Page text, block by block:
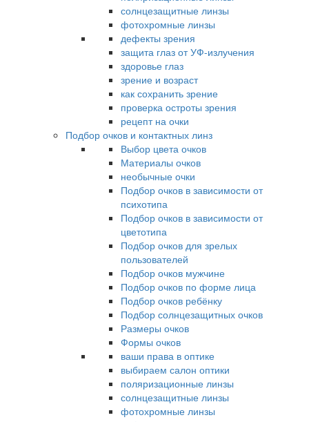
солнцезащитные линзы
фотохромные линзы
дефекты зрения
защита глаз от УФ-излучения
здоровье глаз
зрение и возраст
как сохранить зрение
проверка остроты зрения
рецепт на очки
Подбор очков и контактных линз
Выбор цвета очков
Материалы очков
необычные очки
Подбор очков в зависимости от
психотипа
Подбор очков в зависимости от
цветотипа
Подбор очков для зрелых
пользователей
Подбор очков мужчине
Подбор очков по форме лица
Подбор очков ребёнку
Подбор солнцезащитных очков
Размеры очков
Формы очков
ваши права в оптике
выбираем салон оптики
поляризационные линзы
солнцезащитные линзы
фотохромные линзы